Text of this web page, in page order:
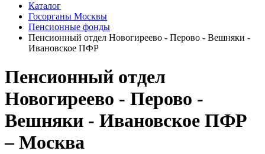
Каталог
Госорганы Москвы
Пенсионные фонды
Пенсионный отдел Новогиреево - Перово - Вешняки -
Ивановское ПФР
Пенсионный отдел
Новогиреево - Перово -
Вешняки - Ивановское ПФР
– Москва